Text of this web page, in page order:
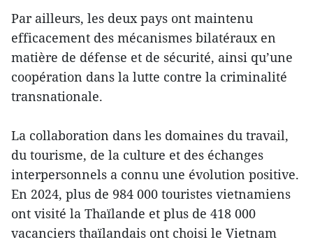
Par ailleurs, les deux pays ont maintenu
efficacement des mécanismes bilatéraux en
matière de défense et de sécurité, ainsi qu’une
coopération dans la lutte contre la criminalité
transnationale.
La collaboration dans les domaines du travail,
du tourisme, de la culture et des échanges
interpersonnels a connu une évolution positive.
En 2024, plus de 984 000 touristes vietnamiens
ont visité la Thaïlande et plus de 418 000
vacanciers thaïlandais ont choisi le Vietnam